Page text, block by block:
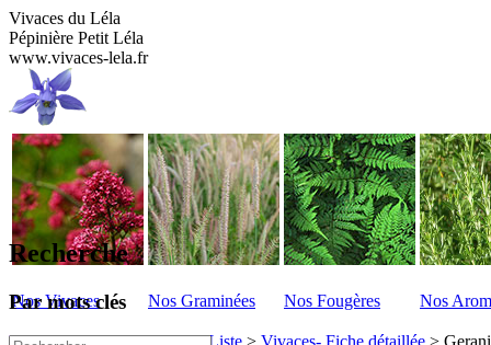
Vivaces du Léla
Pépinière Petit Léla
www.vivaces-lela.fr
Nos Vivaces Nos Graminées Nos Fougères Nos
Vivaces du Lela>Vivaces - Liste > Vivaces- Fiche détaillée >
Recherche
Par mots clés